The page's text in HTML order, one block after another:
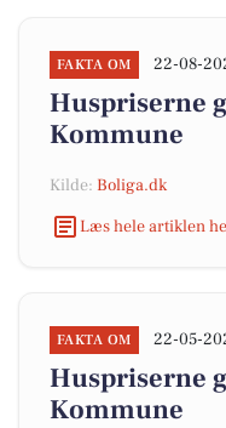
FAKTA OM 22-08-
Huspriserne
Kommune
Kilde: Boliga.dk
Læs hele artiklen
FAKTA OM 22-05-
Huspriserne
Kommune